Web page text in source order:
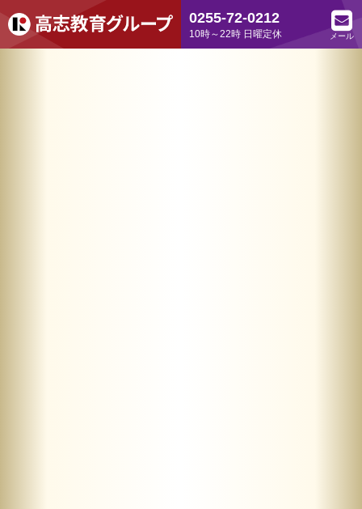
0255-72-0212
10時～22時 日曜定休 メール